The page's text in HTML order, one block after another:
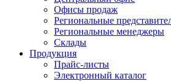
Офисы продаж
Региональные
Региональные менеджеры
Склады
Продукция
Прайс-листы
Электронный каталог